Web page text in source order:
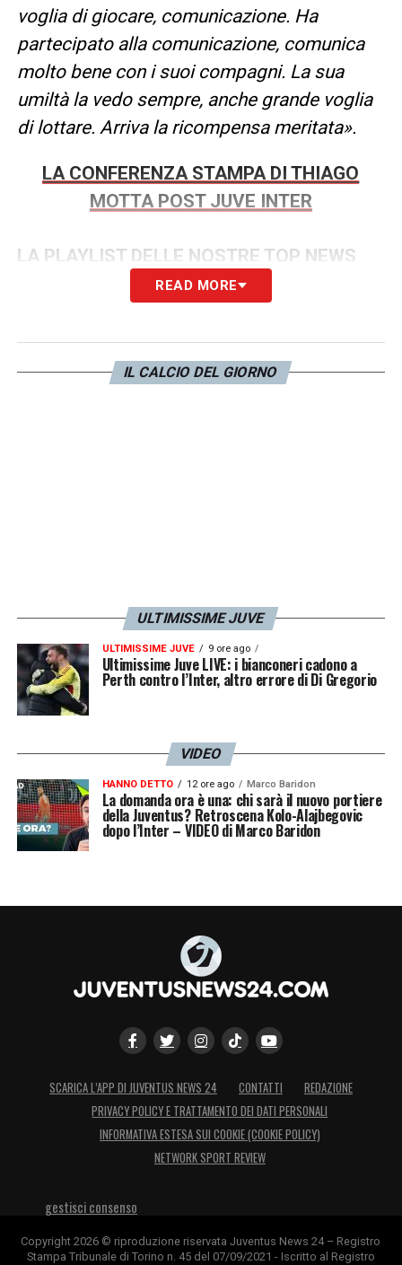
voglia di giocare, comunicazione. Ha
partecipato alla comunicazione, comunica
molto bene con i suoi compagni. La sua
umiltà la vedo sempre, anche grande voglia
di lottare. Arriva la ricompensa meritata».
LA CONFERENZA STAMPA DI THIAGO
MOTTA POST JUVE INTER
LA PLAYLIST DELLE NOSTRE TOP NEWS
READ MORE
IL CALCIO DEL GIORNO
ULTIMISSIME JUVE
ULTIMISSIME JUVE 9 ore ago
Ultimissime Juve LIVE: i bianconeri cadono a
Perth contro l’Inter, altro errore di Di Gregorio
VIDEO
HANNO DETTO 12 ore ago Marco Baridon
La domanda ora è una: chi sarà il nuovo portiere
della Juventus? Retroscena Kolo-Alajbegovic
dopo l’Inter – VIDEO di Marco Baridon
SCARICA L’APP DI JUVENTUS NEWS 24 CONTATTI
REDAZIONE
PRIVACY POLICY E TRATTAMENTO DEI DATI PERSONALI
INFORMATIVA ESTESA SUI COOKIE (COOKIE POLICY)
NETWORK SPORT REVIEW
gestisci consenso
Copyright 2026 © riproduzione riservata Juventus News 24 – Registro
Stampa Tribunale di Torino n. 45 del 07/09/2021 - Iscritto al Registro